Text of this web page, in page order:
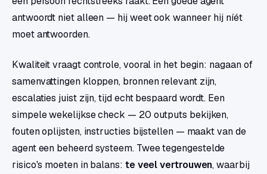
antwoordt niet alleen — hij weet ook wanneer hij níét
moet antwoorden.
Kwaliteit vraagt controle, vooral in het begin: nagaan of
samenvattingen kloppen, bronnen relevant zijn,
escalaties juist zijn, tijd echt bespaard wordt. Een
simpele wekelijkse check — 20 outputs bekijken,
fouten oplijsten, instructies bijstellen — maakt van de
agent een beheerd systeem. Twee tegengestelde
risico's moeten in balans: te veel vertrouwen, waarbij